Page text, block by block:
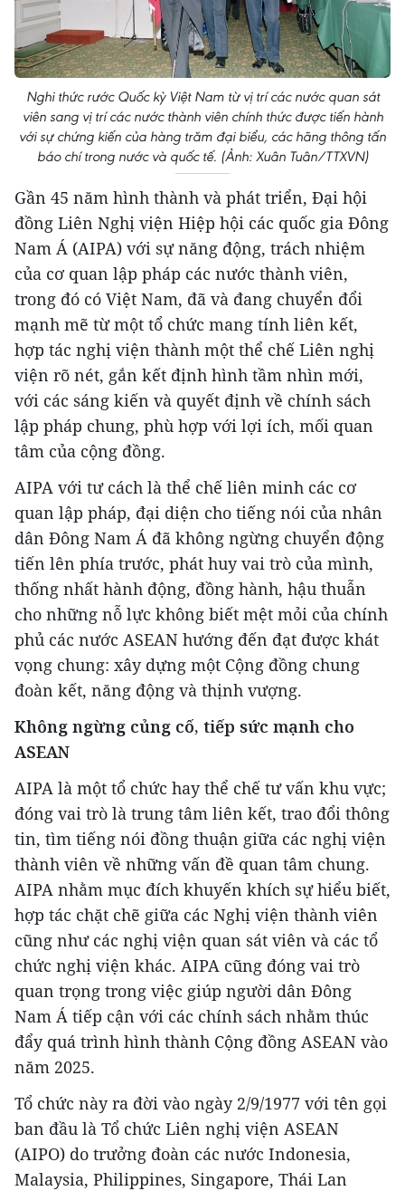
Nghi thức rước Quốc kỳ Việt Nam từ vị trí các nước quan sát
viên sang vị trí các nước thành viên chính thức được tiến hành
với sự chứng kiến của hàng trăm đại biểu, các hãng thông tấn
báo chí trong nước và quốc tế. (Ảnh: Xuân Tuân/TTXVN)
Gần 45 năm hình thành và phát triển, Đại hội
đồng Liên Nghị viện Hiệp hội các quốc gia Đông
Nam Á (AIPA) với sự năng động, trách nhiệm
của cơ quan lập pháp các nước thành viên,
trong đó có Việt Nam, đã và đang chuyển đổi
mạnh mẽ từ một tổ chức mang tính liên kết,
hợp tác nghị viện thành một thể chế Liên nghị
viện rõ nét, gắn kết định hình tầm nhìn mới,
với các sáng kiến và quyết định về chính sách
lập pháp chung, phù hợp với lợi ích, mối quan
tâm của cộng đồng.
AIPA với tư cách là thể chế liên minh các cơ
quan lập pháp, đại diện cho tiếng nói của nhân
dân Đông Nam Á đã không ngừng chuyển động
tiến lên phía trước, phát huy vai trò của mình,
thống nhất hành động, đồng hành, hậu thuẫn
cho những nỗ lực không biết mệt mỏi của chính
phủ các nước ASEAN hướng đến đạt được khát
vọng chung: xây dựng một Cộng đồng chung
đoàn kết, năng động và thịnh vượng.
Không ngừng củng cố, tiếp sức mạnh cho
ASEAN
AIPA là một tổ chức hay thể chế tư vấn khu vực;
đóng vai trò là trung tâm liên kết, trao đổi thông
tin, tìm tiếng nói đồng thuận giữa các nghị viện
thành viên về những vấn đề quan tâm chung.
AIPA nhằm mục đích khuyến khích sự hiểu biết,
hợp tác chặt chẽ giữa các Nghị viện thành viên
cũng như các nghị viện quan sát viên và các tổ
chức nghị viện khác. AIPA cũng đóng vai trò
quan trọng trong việc giúp người dân Đông
Nam Á tiếp cận với các chính sách nhằm thúc
đẩy quá trình hình thành Cộng đồng ASEAN vào
năm 2025.
Tổ chức này ra đời vào ngày 2/9/1977 với tên gọi
ban đầu là Tổ chức Liên nghị viện ASEAN
(AIPO) do trưởng đoàn các nước Indonesia,
Malaysia, Philippines, Singapore, Thái Lan